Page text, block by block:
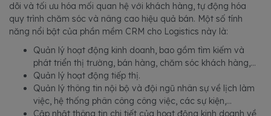
dõi và tối ưu hóa mối quan hệ với khách hàng, tự động hóa
quy trình chăm sóc và nâng cao hiệu quả bán. Một số tính
năng nổi bật của phần mềm CRM cho Logistics này là:
Quản lý hoạt động kinh doanh, bao gồm tìm kiếm và
phát triển thị trường, bán hàng, chăm sóc khách hàng,...
Quản lý hoạt động tiếp thị.
Quản lý thông tin nội bộ và đội ngũ nhân sự về lịch làm
việc, hệ thống phân công công việc, các sự kiện,...
Cập nhật thông tin chi tiết của hoạt động kinh doanh về